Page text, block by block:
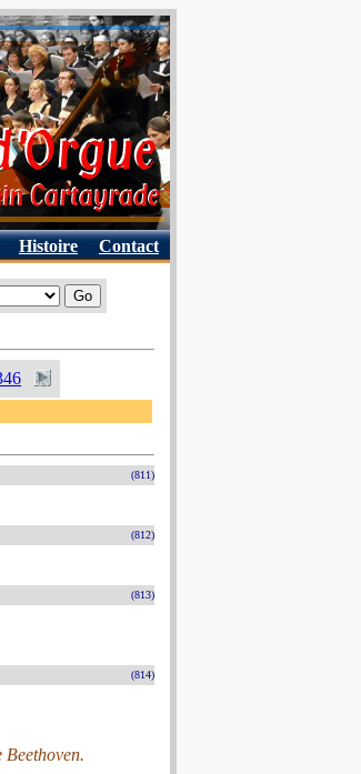
Histoire Contact
(811)
(812)
(813)
(814)